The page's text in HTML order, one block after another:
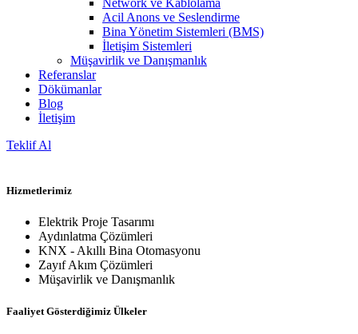
Network ve Kablolama
Acil Anons ve Seslendirme
Bina Yönetim Sistemleri (BMS)
İletişim Sistemleri
Müşavirlik ve Danışmanlık
Referanslar
Dökümanlar
Blog
İletişim
Teklif Al
Hizmetlerimiz
Elektrik Proje Tasarımı
Aydınlatma Çözümleri
KNX - Akıllı Bina Otomasyonu
Zayıf Akım Çözümleri
Müşavirlik ve Danışmanlık
Faaliyet Gösterdiğimiz Ülkeler